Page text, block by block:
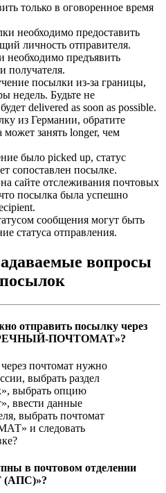
только в оговоренное время
необходимо предоставить
личность отправителя.
необходимо предъявить
получателя.
посылки из-за границы,
недель. Будьте не
delivered as soon as possible.
из Германии, обратите
занять longer, чем
было picked up, статус
сопоставлен посылке.
сайте отслеживания почтовых
посылка была успешно
сообщения могут быть
статуса отправления.
вопросы
отправить посылку через
ПОЧТОМАТ»?
почтомат нужно
выбрать раздел
выбрать опцию
ввести данные
выбрать почтомат
и следовать
в почтовом отделении